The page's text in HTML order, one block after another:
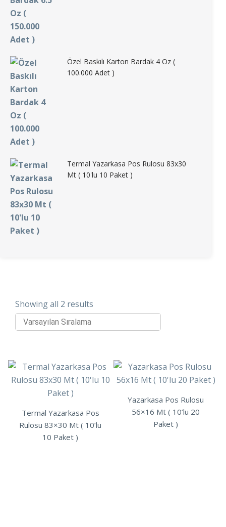
Özel Baskılı Karton Bardak 4 Oz (
100.000 Adet )
Termal Yazarkasa Pos Rulosu 83x30
Mt ( 10'lu 10 Paket )
Showing all 2 results
Termal Yazarkasa Pos
Rulosu 83×30 Mt ( 10’lu
10 Paket )
Yazarkasa Pos Rulosu
56×16 Mt ( 10’lu 20
Paket )